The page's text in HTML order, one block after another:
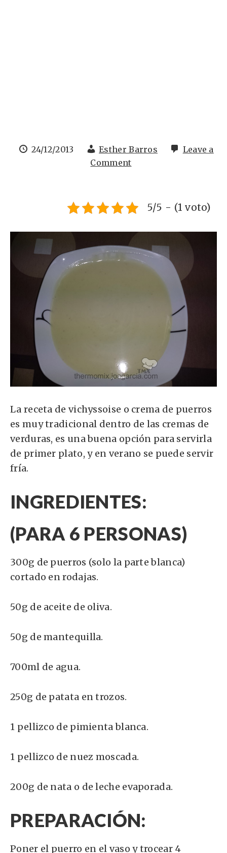
24/12/2013 Esther Barros
Leave a
Comment
5/5 - (1 voto)
La receta de vichyssoise o crema de puerros
es muy tradicional dentro de las cremas de
verduras, es una buena opción para servirla
de primer plato, y en verano se puede servir
fría.
INGREDIENTES:
(PARA 6 PERSONAS)
300g de puerros (solo la parte blanca)
cortado en rodajas.
50g de aceite de oliva.
50g de mantequilla.
700ml de agua.
250g de patata en trozos.
1 pellizco de pimienta blanca.
1 pellizco de nuez moscada.
200g de nata o de leche evaporada.
PREPARACIÓN:
Poner el puerro en el vaso y trocear 4